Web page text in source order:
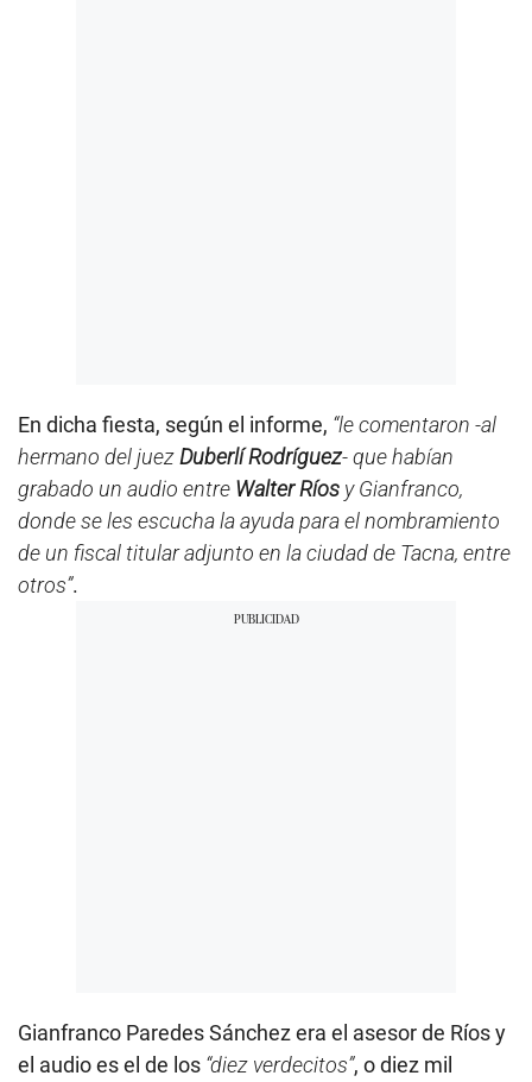
En dicha fiesta, según el informe, “le comentaron -al
hermano del juezDuberlí Rodríguez- que habían
grabado un audio entre Walter Ríos y Gianfranco,
donde se les escucha la ayuda para el nombramiento
de un fiscal titular adjunto en la ciudad de Tacna, entre
otros”.
Gianfranco Paredes Sánchez era el asesor de Ríos y
el audio es el de los “diez verdecitos”, o diez mil